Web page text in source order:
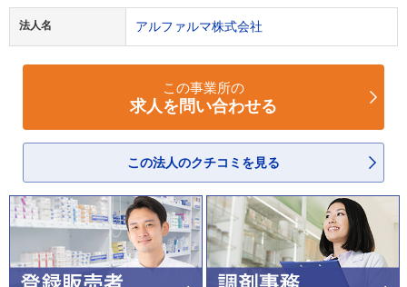
法人名 アルファルマ株式会社
この事業所の
求人を問い合わせる
この法人のクチコミを見る